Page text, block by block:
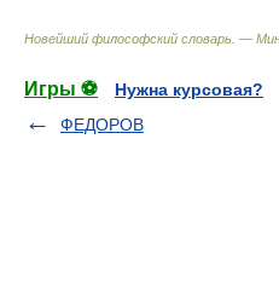
Новейший философский словарь. —
Игры ⚽
Нужна курсовая?
ФЕДОРОВ